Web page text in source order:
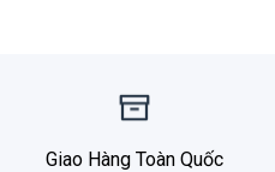
Giao Hàng Toàn Quốc